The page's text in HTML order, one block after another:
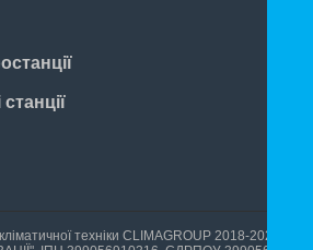
техніки CLIMAGROUP 2018-2026